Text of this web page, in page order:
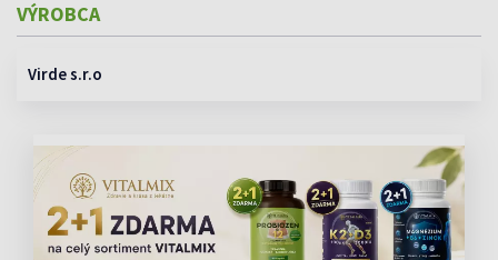
VÝROBCA
Virde s.r.o